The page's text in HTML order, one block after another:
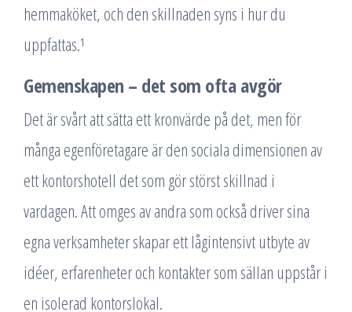
hemmaköket, och den skillnaden syns i hur du
uppfattas.¹
Gemenskapen – det som ofta avgör
Det är svårt att sätta ett kronvärde på det, men för
många egenföretagare är den sociala dimensionen av
ett kontorshotell det som gör störst skillnad i
vardagen. Att omges av andra som också driver sina
egna verksamheter skapar ett lågintensivt utbyte av
idéer, erfarenheter och kontakter som sällan uppstår i
en isolerad kontorslokal.